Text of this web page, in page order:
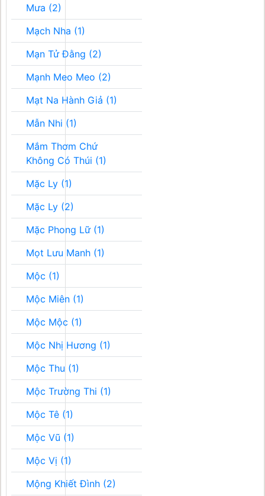
Mưa (2)
Mạch Nha (1)
Mạn Tử Đằng (2)
Mạnh Meo Meo (2)
Mạt Na Hành Giả (1)
Mẫn Nhi (1)
Mắm Thơm Chứ
Không Có Thúi (1)
Mặc Ly (1)
Mặc Ly (2)
Mặc Phong Lữ (1)
Mọt Lưu Manh (1)
Mộc (1)
Mộc Miên (1)
Mộc Mộc (1)
Mộc Nhị Hương (1)
Mộc Thu (1)
Mộc Trường Thi (1)
Mộc Tê (1)
Mộc Vũ (1)
Mộc Vị (1)
Mộng Khiết Đình (2)